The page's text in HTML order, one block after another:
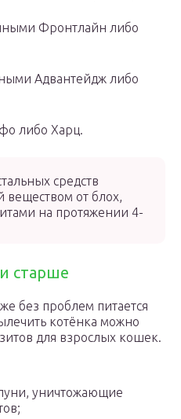
Фронтлайн либо
Адвантейдж либо
либо Харц.
средств
от блох,
на протяжении 4-
старше
без проблем питается
котёнка можно
для взрослых кошек.
уничтожающие